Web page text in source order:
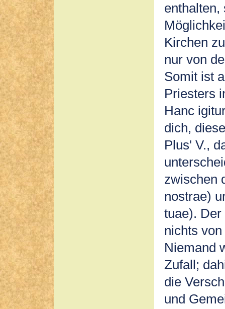
enthalten,
Kirchen
nur von
Somit ist
Priesters
Hanc
dich,
Plus' V.,
zwischen
nostrae)
tuae).
nichts
Niemand
Zufall;
die
und